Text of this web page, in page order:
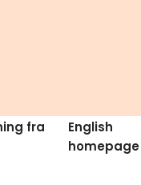
fra
English
homepage